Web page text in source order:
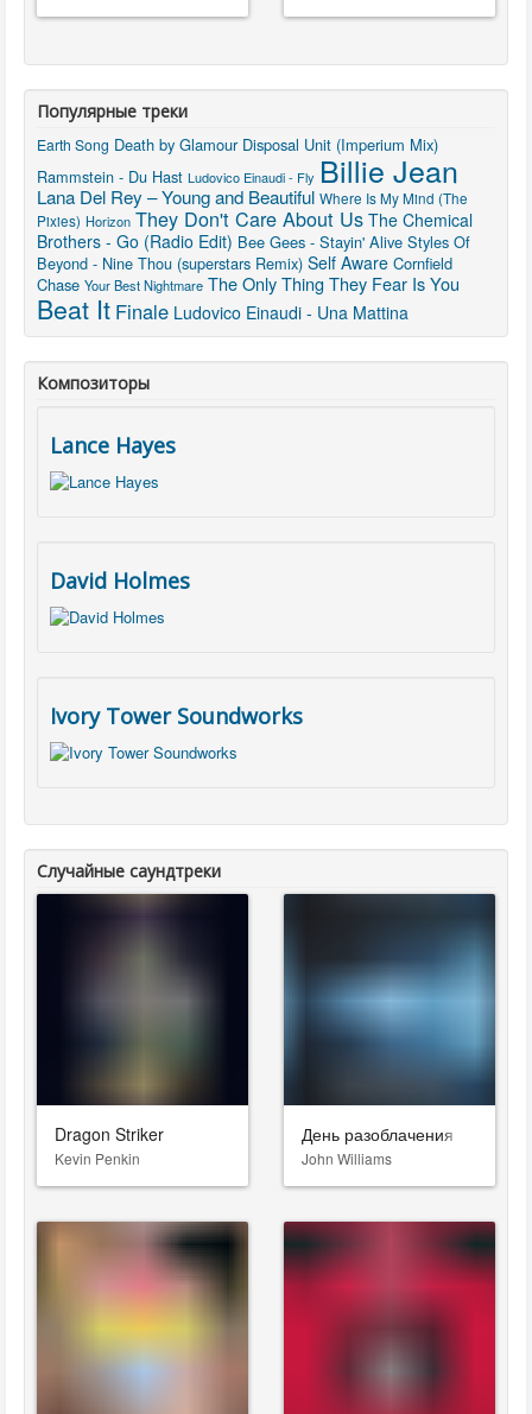
Популярные треки
Earth Song Death by Glamour Disposal Unit (Imperium Mix)
Rammstein - Du Hast Ludovico Einaudi - Fly Billie Jean
Lana Del Rey – Young and Beautiful Where Is My Mind (The
Pixies) Horizon They Don't Care About Us The Chemical
Brothers - Go (Radio Edit) Bee Gees - Stayin' Alive Styles Of
Beyond - Nine Thou (superstars Remix) Self Aware Cornfield
Chase Your Best Nightmare The Only Thing They Fear Is You
Beat It Finale Ludovico Einaudi - Una Mattina
Композиторы
Lance Hayes
David Holmes
Ivory Tower Soundworks
Случайные саундтреки
Dragon Striker
Kevin Penkin
День разоблачения
John Williams